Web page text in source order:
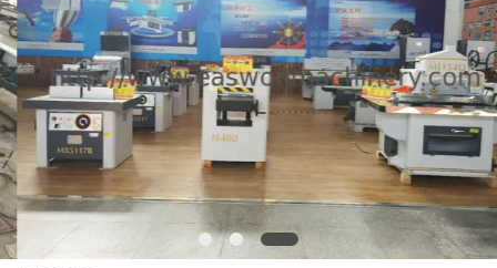
CONTACTEER
ONS
NIEUWS
VERZOEK